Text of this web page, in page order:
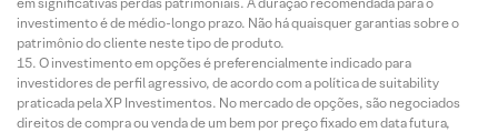
investimento é de médio-longo prazo. Não há quaisquer garantias sobre o
patrimônio do cliente neste tipo de produto.
O investimento em opções é preferencialmente indicado para
investidores de perfil agressivo, de acordo com a política de suitability
praticada pela XP Investimentos. No mercado de opções, são negociados
direitos de compra ou venda de um bem por preço fixado em data futura,